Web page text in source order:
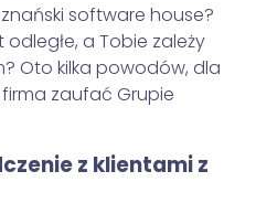
software house?
a Tobie zależy
Oto kilka powodów, dla
zaufać Grupie
z klientami z